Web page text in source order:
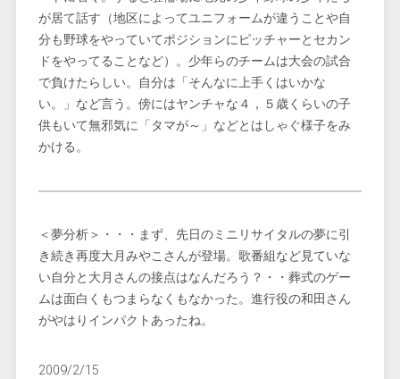
が居て話す（地区によってユニフォームが違うことや自
分も野球をやっていてポジションにピッチャーとセカン
ドをやってることなど）。少年らのチームは大会の試合
で負けたらしい。自分は「そんなに上手くはいかな
い。」など言う。傍にはヤンチャな４，５歳くらいの子
供もいて無邪気に「タマが～」などとはしゃぐ様子をみ
かける。
＜夢分析＞・・・まず、先日のミニリサイタルの夢に引
き続き再度大月みやこさんが登場。歌番組など見ていな
い自分と大月さんの接点はなんだろう？・・葬式のゲー
ムは面白くもつまらなくもなかった。進行役の和田さん
がやはりインパクトあったね。
2009/2/15